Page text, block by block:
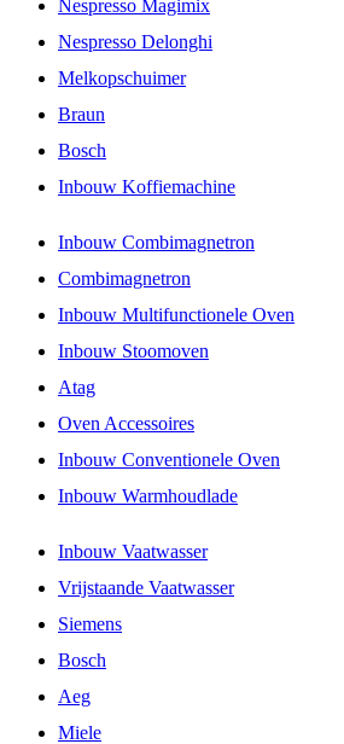
Nespresso Magimix
Nespresso Delonghi
Melkopschuimer
Braun
Bosch
Inbouw Koffiemachine
Inbouw Combimagnetron
Combimagnetron
Inbouw Multifunctionele Oven
Inbouw Stoomoven
Atag
Oven Accessoires
Inbouw Conventionele Oven
Inbouw Warmhoudlade
Inbouw Vaatwasser
Vrijstaande Vaatwasser
Siemens
Bosch
Aeg
Miele